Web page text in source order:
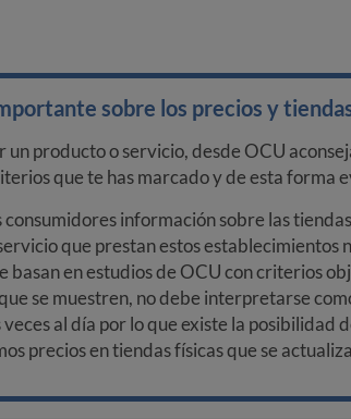
sobre los precios y
producto o servicio, desde OCU
que te has marcado y de esta forma
consumidores información sobre las
que prestan estos establecimientos
basan en estudios de OCU con criterios
se muestren, no debe interpretarse
al día por lo que existe la posibilidad
precios en tiendas físicas que se